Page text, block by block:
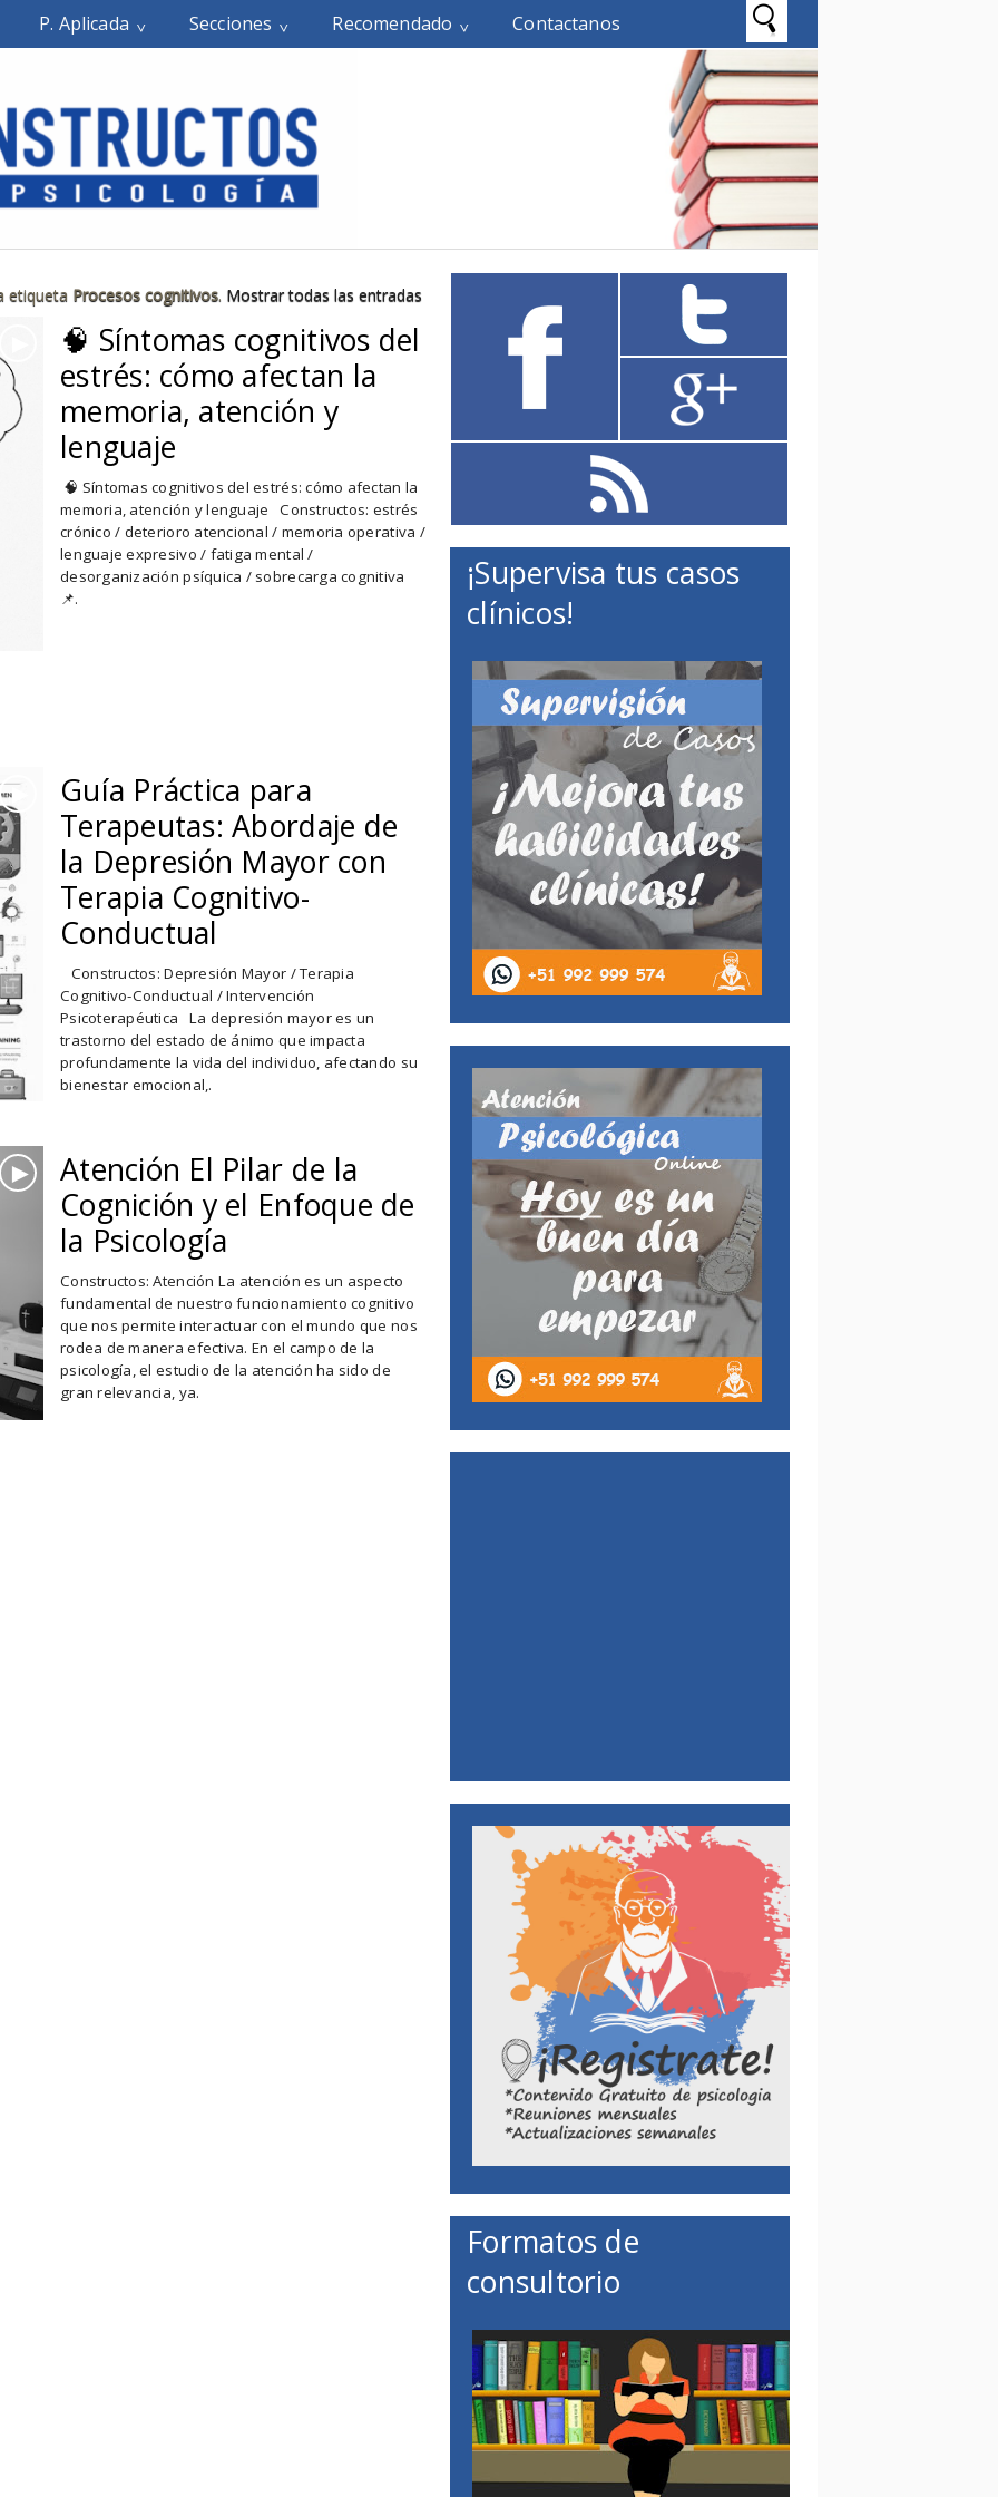
P. Aplicada Secciones Recomendado Contactanos
etiqueta Procesos cognitivos. Mostrar todas las entradas
🧠 Síntomas cognitivos del
estrés: cómo afectan la
memoria, atención y
lenguaje
🧠 Síntomas cognitivos del estrés: cómo afectan la
memoria, atención y lenguaje Constructos: estrés
crónico / deterioro atencional / memoria operativa /
lenguaje expresivo / fatiga mental /
desorganización psíquica / sobrecarga cognitiva
📌.
Guía Práctica para
Terapeutas: Abordaje de
la Depresión Mayor con
Terapia Cognitivo-
Conductual
►
Constructos: Depresión Mayor / Terapia
Cognitivo-Conductual / Intervención
Psicoterapéutica La depresión mayor es un
trastorno del estado de ánimo que impacta
profundamente la vida del individuo, afectando su
bienestar emocional,.
Atención El Pilar de la
Cognición y el Enfoque de
la Psicología
►
Constructos: Atención La atención es un aspecto
fundamental de nuestro funcionamiento cognitivo
que nos permite interactuar con el mundo que nos
rodea de manera efectiva. En el campo de la
psicología, el estudio de la atención ha sido de
gran relevancia, ya.
¡Supervisa tus casos
clínicos!
Formatos de
consultorio